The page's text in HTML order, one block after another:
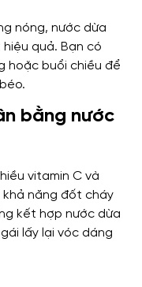
nóng, nước dừa
quả. Bạn có
hoặc buổi chiều để
bằng nước
vitamin C và
khả năng đốt cháy
kết hợp nước dừa
lấy lại vóc dáng